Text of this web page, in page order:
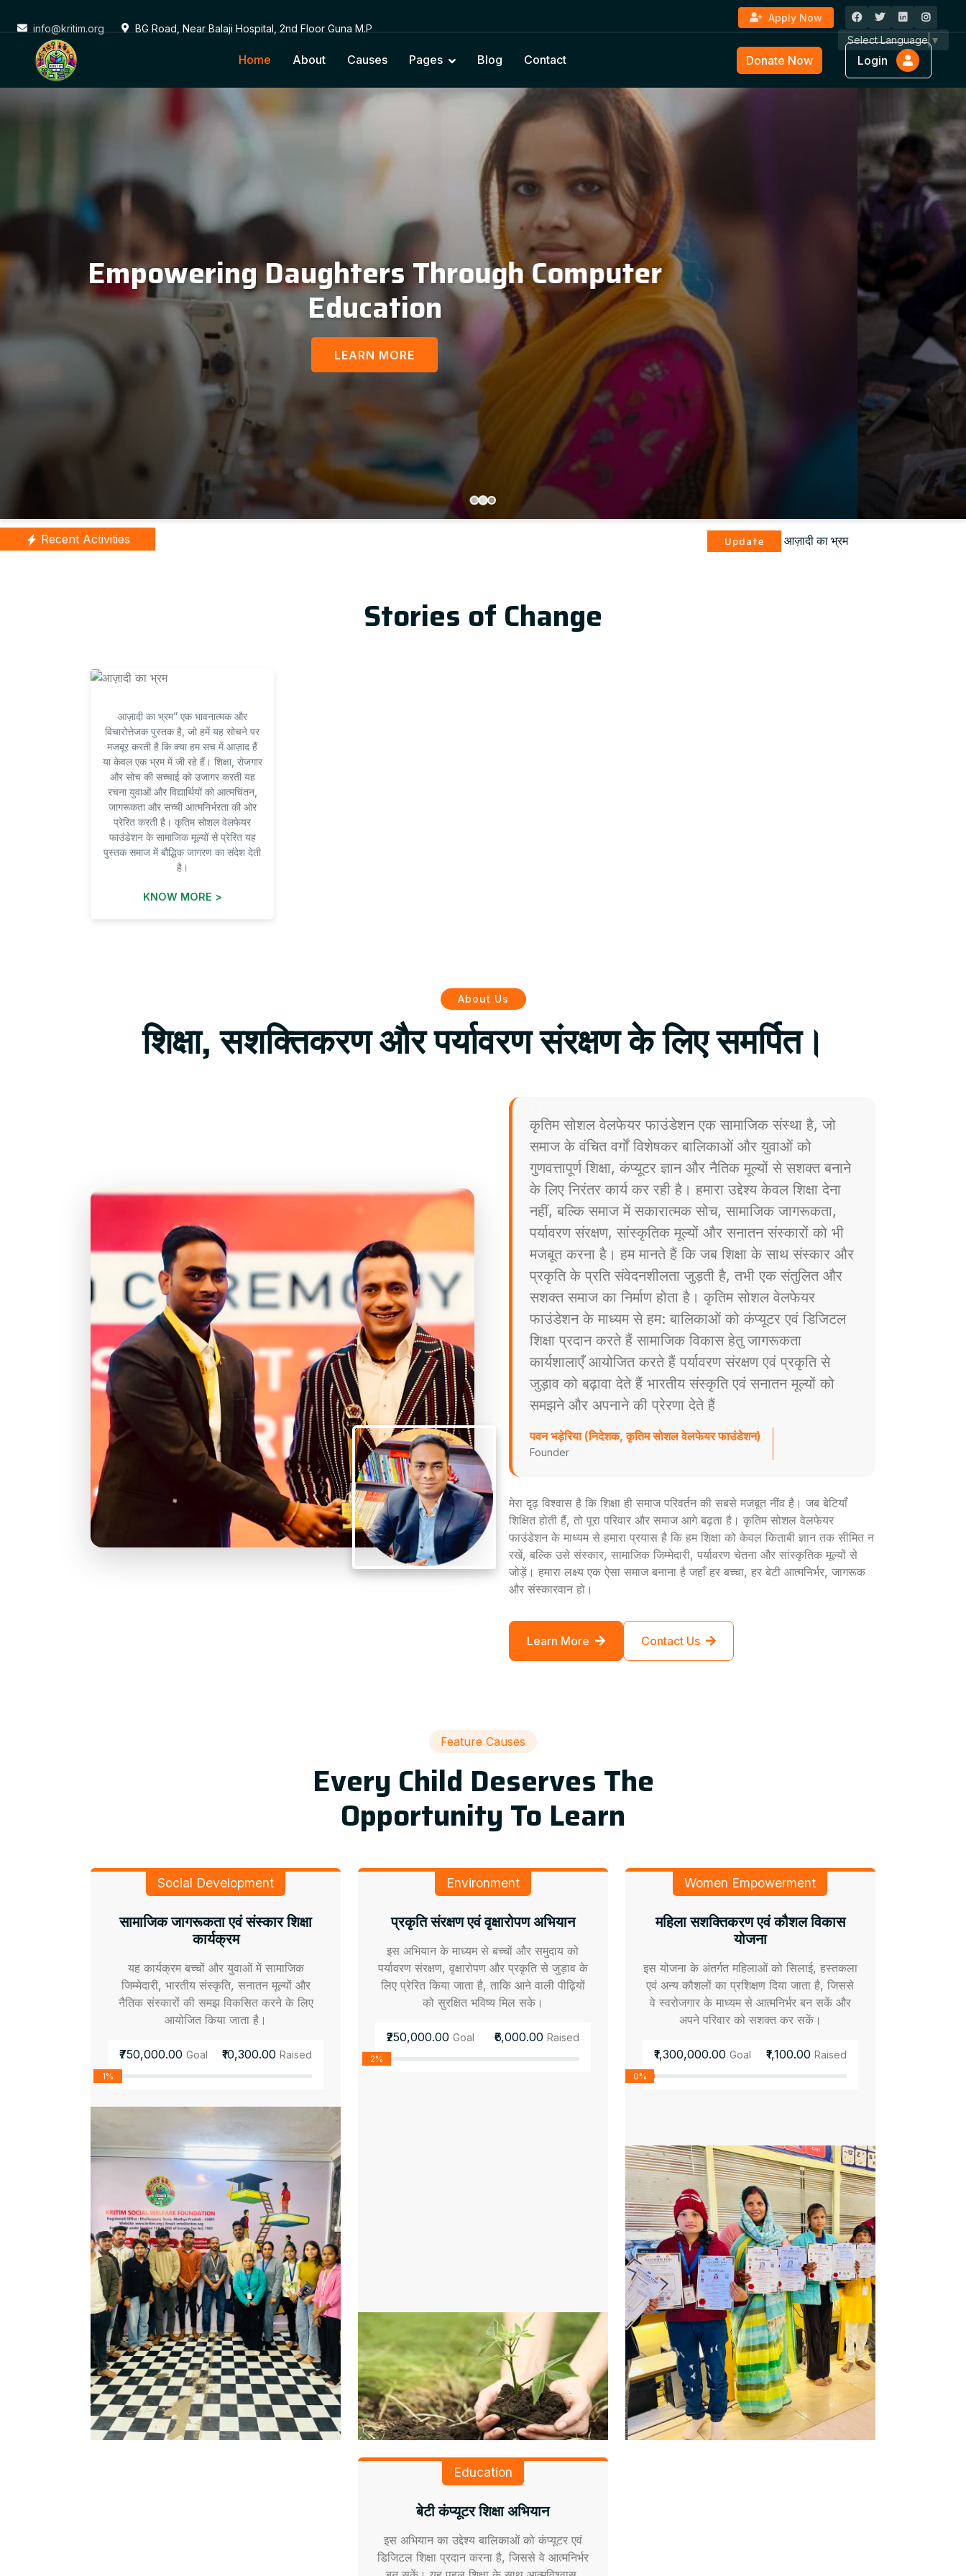
info@kritim.org BG Road, Near Balaji Hospital, 2nd Floor Guna M.P
Apply Now
Select Language ▼
Home About Causes Pages Blog Contact Donate Now Login
Connecting Education with Nature &
Cultural Values
LEARN MORE
Recent Activities आज़ादी का भ्रम
Stories of Change
आज़ादी का भ्रम” एक भावनात्मक और
विचारोत्तेजक पुस्तक है, जो हमें यह सोचने पर
मजबूर करती है कि क्या हम सच में आज़ाद हैं
या केवल एक भ्रम में जी रहे हैं। शिक्षा, रोजगार
और सोच की सच्चाई को उजागर करती यह
रचना युवाओं और विद्यार्थियों को आत्मचिंतन,
जागरूकता और सच्ची आत्मनिर्भरता की ओर
प्रेरित करती है। कृतिम सोशल वेलफेयर
फाउंडेशन के सामाजिक मूल्यों से प्रेरित यह
पुस्तक समाज में बौद्धिक जागरण का संदेश देती
है।
KNOW MORE >
About Us
शिक्षा, सशक्तिकरण और पर्यावरण संरक्षण के लिए समर्पित।
कृतिम सोशल वेलफेयर फाउंडेशन एक सामाजिक संस्था है, जो
समाज के वंचित वर्गों विशेषकर बालिकाओं और युवाओं को
गुणवत्तापूर्ण शिक्षा, कंप्यूटर ज्ञान और नैतिक मूल्यों से सशक्त बनाने
के लिए निरंतर कार्य कर रही है। हमारा उद्देश्य केवल शिक्षा देना
नहीं, बल्कि समाज में सकारात्मक सोच, सामाजिक जागरूकता,
पर्यावरण संरक्षण, सांस्कृतिक मूल्यों और सनातन संस्कारों को भी
मजबूत करना है। हम मानते हैं कि जब शिक्षा के साथ संस्कार और
प्रकृति के प्रति संवेदनशीलता जुड़ती है, तभी एक संतुलित और
सशक्त समाज का निर्माण होता है। कृतिम सोशल वेलफेयर
फाउंडेशन के माध्यम से हम: बालिकाओं को कंप्यूटर एवं डिजिटल
शिक्षा प्रदान करते हैं सामाजिक विकास हेतु जागरूकता
कार्यशालाएँ आयोजित करते हैं पर्यावरण संरक्षण एवं प्रकृति से
जुड़ाव को बढ़ावा देते हैं भारतीय संस्कृति एवं सनातन मूल्यों को
समझने और अपनाने की प्रेरणा देते हैं
पवन भड़ेरिया (निदेशक, कृतिम सोशल वेलफेयर फाउंडेशन)
Founder
मेरा दृढ़ विश्वास है कि शिक्षा ही समाज परिवर्तन की सबसे मजबूत नींव है। जब बेटियाँ
शिक्षित होती हैं, तो पूरा परिवार और समाज आगे बढ़ता है। कृतिम सोशल वेलफेयर
फाउंडेशन के माध्यम से हमारा प्रयास है कि हम शिक्षा को केवल किताबी ज्ञान तक सीमित न
रखें, बल्कि उसे संस्कार, सामाजिक जिम्मेदारी, पर्यावरण चेतना और सांस्कृतिक मूल्यों से
जोड़ें। हमारा लक्ष्य एक ऐसा समाज बनाना है जहाँ हर बच्चा, हर बेटी आत्मनिर्भर, जागरूक
और संस्कारवान हो।
Learn More Contact Us
Feature Causes
Every Child Deserves The
Opportunity To Learn
Social Development
सामाजिक जागरूकता एवं संस्कार शिक्षा
कार्यक्रम
यह कार्यक्रम बच्चों और युवाओं में सामाजिक
जिम्मेदारी, भारतीय संस्कृति, सनातन मूल्यों और
नैतिक संस्कारों की समझ विकसित करने के लिए
आयोजित किया जाता है।
₹750,000.00Goal ₹10,300.00 Raised
1%
Environment
प्रकृति संरक्षण एवं वृक्षारोपण अभियान
इस अभियान के माध्यम से बच्चों और समुदाय को
पर्यावरण संरक्षण, वृक्षारोपण और प्रकृति से जुड़ाव के
लिए प्रेरित किया जाता है, ताकि आने वाली पीढ़ियों
को सुरक्षित भविष्य मिल सके।
₹250,000.00 Goal ₹6,000.00 Raised
2%
Women Empowerment
महिला सशक्तिकरण एवं कौशल विकास
योजना
इस योजना के अंतर्गत महिलाओं को सिलाई, हस्तकला
एवं अन्य कौशलों का प्रशिक्षण दिया जाता है, जिससे
वे स्वरोजगार के माध्यम से आत्मनिर्भर बन सकें और
अपने परिवार को सशक्त कर सकें।
₹1,300,000.00 Goal ₹1,100.00 Raised
0%
Education
बेटी कंप्यूटर शिक्षा अभियान
इस अभियान का उद्देश्य बालिकाओं को कंप्यूटर एवं
डिजिटल शिक्षा प्रदान करना है, जिससे वे आत्मनिर्भर